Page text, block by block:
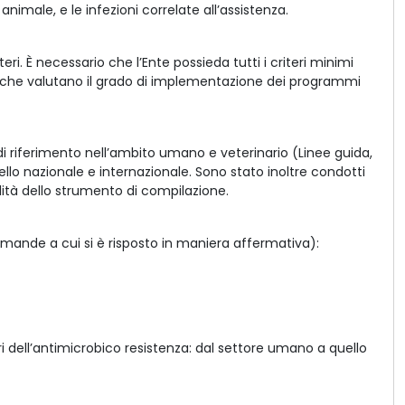
e le infezioni correlate all’assistenza.
È necessario che l’Ente possieda tutti i criteri minimi
valutano il grado di implementazione dei programmi
nell’ambito umano e veterinario (Linee guida,
nazionale e internazionale. Sono stato inoltre condotti
dello strumento di compilazione.
a cui si è risposto in maniera affermativa):
resistenza: dal settore umano a quello